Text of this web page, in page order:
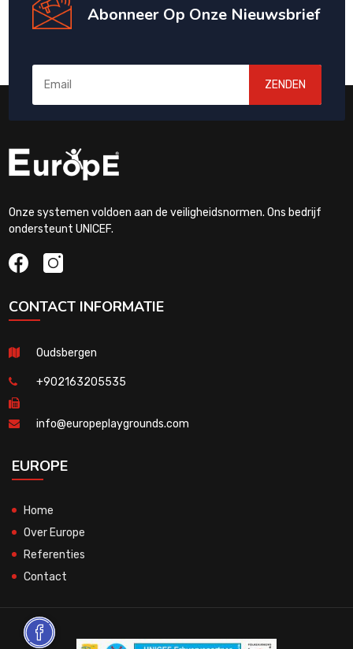
Abonneer Op Onze Nieuwsbrief
ZENDEN
Onze systemen voldoen aan de veiligheidsnormen. Ons bedrijf
ondersteunt UNICEF.
CONTACT INFORMATIE
Oudsbergen
+902163205535
info@europeplaygrounds.com
EUROPE
Home
Over Europe
Referenties
Contact